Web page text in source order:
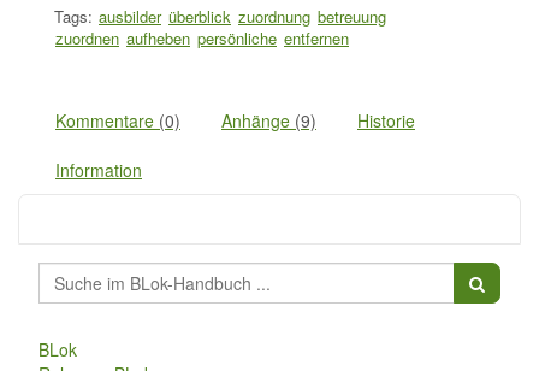
Tags: ausbilder überblick zuordnung betreuung
zuordnen aufheben persönliche entfernen
Kommentare (0) Anhänge (9) Historie
Information
BLok